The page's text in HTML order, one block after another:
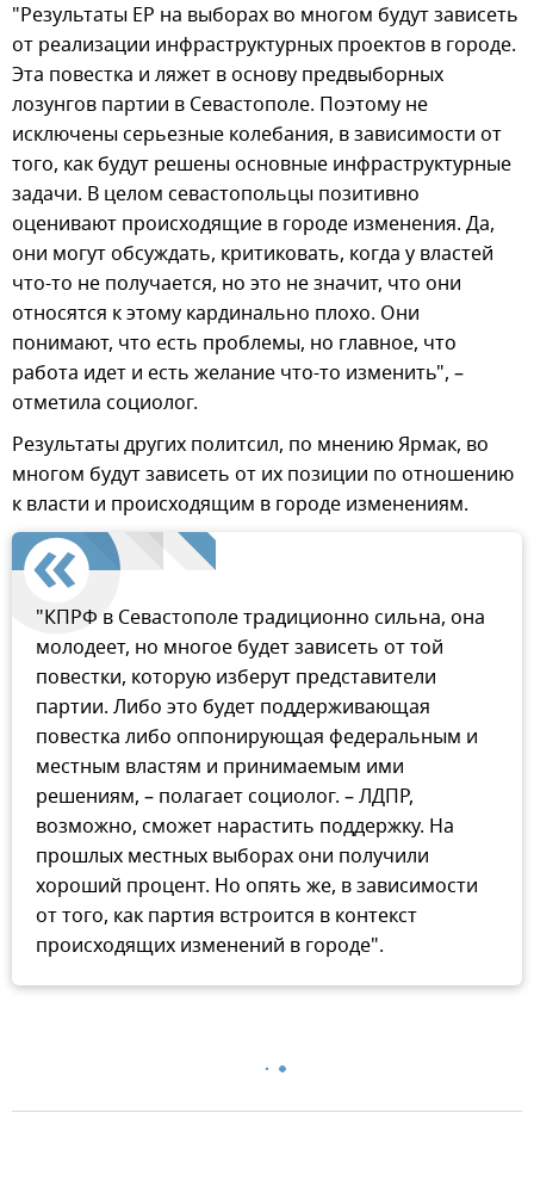
"Результаты ЕР на выборах во многом будут зависеть
от реализации инфраструктурных проектов в городе.
Эта повестка и ляжет в основу предвыборных
лозунгов партии в Севастополе. Поэтому не
исключены серьезные колебания, в зависимости от
того, как будут решены основные инфраструктурные
задачи. В целом севастопольцы позитивно
оценивают происходящие в городе изменения. Да,
они могут обсуждать, критиковать, когда у властей
что-то не получается, но это не значит, что они
относятся к этому кардинально плохо. Они
понимают, что есть проблемы, но главное, что
работа идет и есть желание что-то изменить", –
отметила социолог.
Результаты других политсил, по мнению Ярмак, во
многом будут зависеть от их позиции по отношению
к власти и происходящим в городе изменениям.
"КПРФ в Севастополе традиционно сильна, она
молодеет, но многое будет зависеть от той
повестки, которую изберут представители
партии. Либо это будет поддерживающая
повестка либо оппонирующая федеральным и
местным властям и принимаемым ими
решениям, – полагает социолог. – ЛДПР,
возможно, сможет нарастить поддержку. На
прошлых местных выборах они получили
хороший процент. Но опять же, в зависимости
от того, как партия встроится в контекст
происходящих изменений в городе".